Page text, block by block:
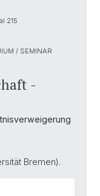
215
/ SEMINAR
-
Bremen).